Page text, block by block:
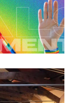
Baix